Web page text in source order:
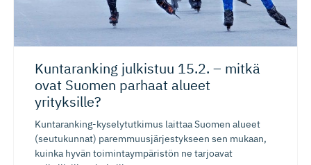
Kuntaranking julkistuu 15.2. – mitkä
ovat Suomen parhaat alueet
yrityksille?
Kuntaranking-kyselytutkimus laittaa Suomen alueet
(seutukunnat) paremmuusjärjestykseen sen mukaan,
kuinka hyvän toimintaympäristön ne tarjoavat